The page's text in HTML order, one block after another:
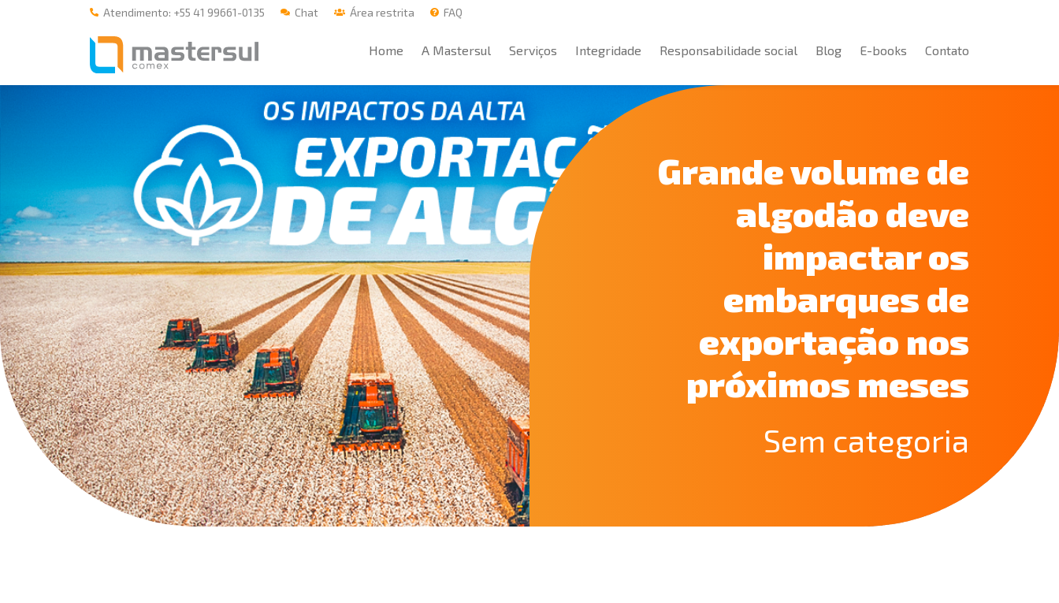
Atendimento: +55 41 99661-0135 Chat Área restrita FAQ
Home A Mastersul Serviços Integridade Responsabilidade social Blog E-books Contato
Integridade
Responsabilidade social
Blog
E-books
Contato
Grande volume de
algodão deve
impactar os
embarques de
exportação nos
próximos meses
Sem categoria